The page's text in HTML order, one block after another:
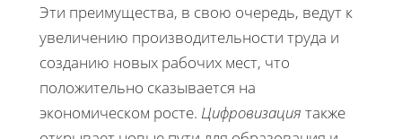
Эти преимущества, в свою очередь, ведут к
увеличению производительности труда и
созданию новых рабочих мест, что
положительно сказывается на
экономическом росте. Цифровизация также